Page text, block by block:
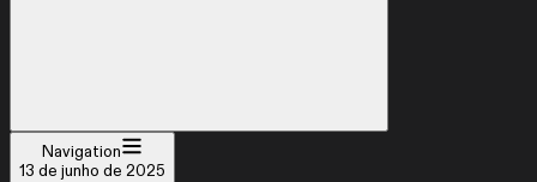
Navigation
13 de junho de 2025